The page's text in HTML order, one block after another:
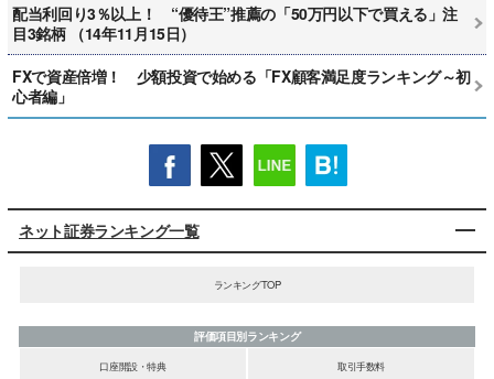
配当利回り3％以上！ “優待王”推薦の「50万円以下で買える」注
目3銘柄 （14年11月15日）
FXで資産倍増！ 少額投資で始める「FX顧客満足度ランキング～初
心者編」
ネット証券ランキング一覧
ランキングTOP
評価項目別ランキング
口座開設・特典
取引手数料